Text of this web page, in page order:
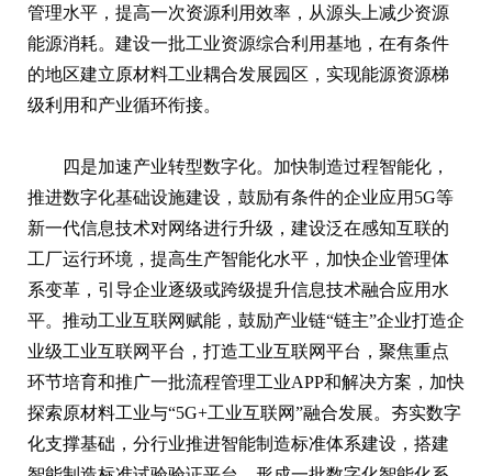
管理水平，提高一次资源利用效率，从源头上减少资源
能源消耗。建设一批工业资源综合利用基地，在有条件
的地区建立原材料工业耦合发展园区，实现能源资源梯
级利用和产业循环衔接。
四是加速产业转型数字化。加快制造过程智能化，
推进数字化基础设施建设，鼓励有条件的企业应用5G等
新一代信息技术对网络进行升级，建设泛在感知互联的
工厂运行环境，提高生产智能化水平，加快企业管理体
系变革，引导企业逐级或跨级提升信息技术融合应用水
平。推动工业互联网赋能，鼓励产业链“链主”企业打造企
业级工业互联网平台，打造工业互联网平台，聚焦重点
环节培育和推广一批流程管理工业APP和解决方案，加快
探索原材料工业与“5G+工业互联网”融合发展。夯实数字
化支撑基础，分行业推进智能制造标准体系建设，搭建